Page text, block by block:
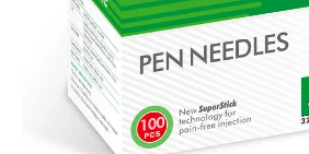
AÑADIR AL CARRITO